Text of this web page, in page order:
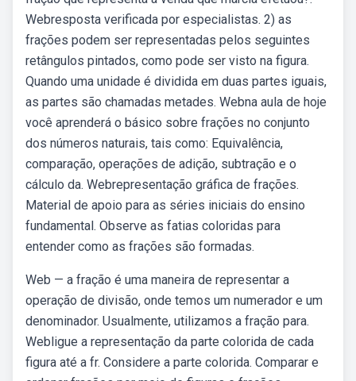
Webresposta verificada por especialistas. 2) as
frações podem ser representadas pelos seguintes
retângulos pintados, como pode ser visto na figura.
Quando uma unidade é dividida em duas partes iguais,
as partes são chamadas metades. Webna aula de hoje
você aprenderá o básico sobre frações no conjunto
dos números naturais, tais como: Equivalência,
comparação, operações de adição, subtração e o
cálculo da. Webrepresentação gráfica de frações.
Material de apoio para as séries iniciais do ensino
fundamental. Observe as fatias coloridas para
entender como as frações são formadas.
Web — a fração é uma maneira de representar a
operação de divisão, onde temos um numerador e um
denominador. Usualmente, utilizamos a fração para.
Webligue a representação da parte colorida de cada
figura até a fr. Considere a parte colorida. Comparar e